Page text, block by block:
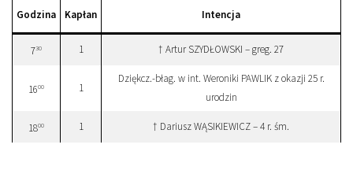
Godzina Kapłan Intencja
730 1 † Artur SZYDŁOWSKI – greg. 27
1600 1
Dziękcz.-błag. w int. Weroniki PAWLIK z okazji 25 r.
urodzin
1800 1 † Dariusz WĄSIKIEWICZ – 4 r. śm.